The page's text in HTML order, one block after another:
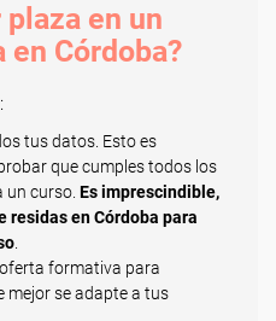
en un
en Córdoba?
tus datos. Esto es
que cumples todos los
un curso. Es imprescindible,
residas en Córdoba para
formativa para
mejor se adapte a tus